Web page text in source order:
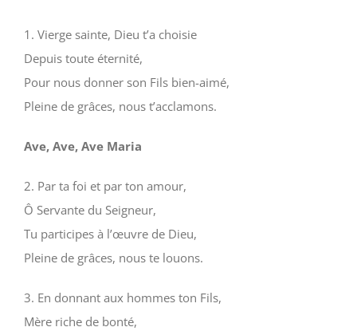
1. Vierge sainte, Dieu t’a choisie
Depuis toute éternité,
Pour nous donner son Fils bien-aimé,
Pleine de grâces, nous t’acclamons.
Ave, Ave, Ave Maria
2. Par ta foi et par ton amour,
Ô Servante du Seigneur,
Tu participes à l’œuvre de Dieu,
Pleine de grâces, nous te louons.
3. En donnant aux hommes ton Fils,
Mère riche de bonté,